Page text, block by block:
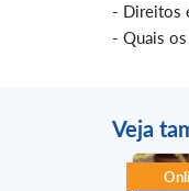
- Direitos
- Quais
Veja